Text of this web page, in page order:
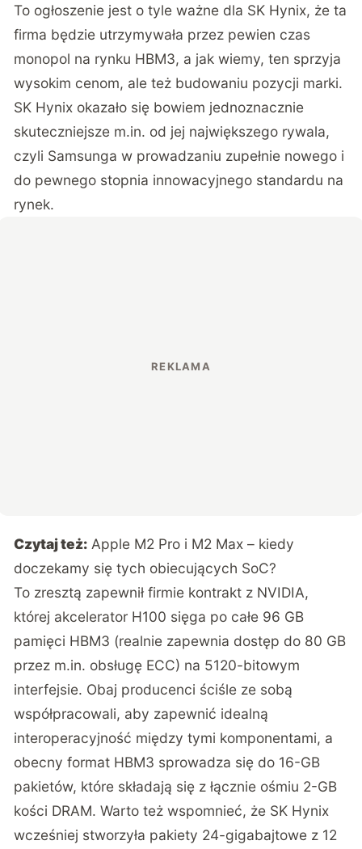
To ogłoszenie jest o tyle ważne dla SK Hynix, że ta
firma będzie utrzymywała przez pewien czas
monopol na rynku HBM3, a jak wiemy, ten sprzyja
wysokim cenom, ale też budowaniu pozycji marki.
SK Hynix okazało się bowiem jednoznacznie
skuteczniejsze m.in. od jej największego rywala,
czyli Samsunga w prowadzaniu zupełnie nowego i
do pewnego stopnia innowacyjnego standardu na
rynek.
Czytaj też: Apple M2 Pro i M2 Max – kiedy
doczekamy się tych obiecujących SoC?
To zresztą zapewnił firmie kontrakt z NVIDIA,
której akcelerator H100 sięga po całe 96 GB
pamięci HBM3 (realnie zapewnia dostęp do 80 GB
przez m.in. obsługę ECC) na 5120-bitowym
interfejsie. Obaj producenci ściśle ze sobą
współpracowali, aby zapewnić idealną
interoperacyjność między tymi komponentami, a
obecny format HBM3 sprowadza się do 16-GB
pakietów, które składają się z łącznie ośmiu 2-GB
kości DRAM. Warto też wspomnieć, że SK Hynix
wcześniej stworzyła pakiety 24-gigabajtowe z 12